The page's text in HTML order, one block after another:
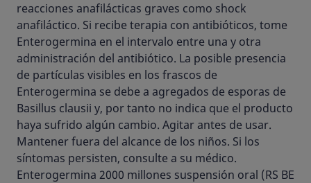
reacciones anafilácticas graves como shock
anafiláctico. Si recibe terapia con antibióticos, tome
Enterogermina en el intervalo entre una y otra
administración del antibiótico. La posible presencia
de partículas visibles en los frascos de
Enterogermina se debe a agregados de esporas de
Basillus clausii y, por tanto no indica que el producto
haya sufrido algún cambio. Agitar antes de usar.
Mantener fuera del alcance de los niños. Si los
síntomas persisten, consulte a su médico.
Enterogermina 2000 millones suspensión oral (RS BE